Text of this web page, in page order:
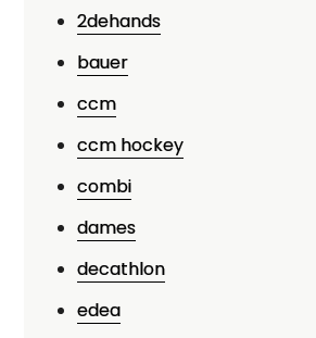
2dehands
bauer
ccm
ccm hockey
combi
dames
decathlon
edea